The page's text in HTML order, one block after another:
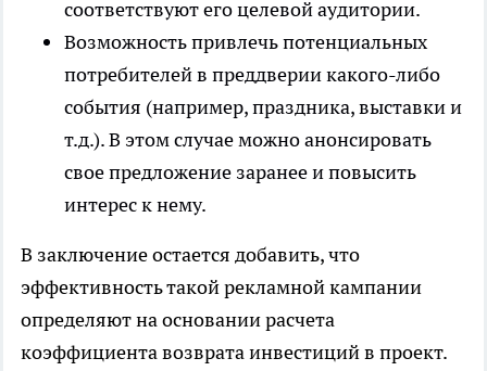
соответствуют его целевой аудитории.
Возможность привлечь потенциальных
потребителей в преддверии какого-либо
события (например, праздника, выставки и
т.д.). В этом случае можно анонсировать
свое предложение заранее и повысить
интерес к нему.
В заключение остается добавить, что
эффективность такой рекламной кампании
определяют на основании расчета
коэффициента возврата инвестиций в проект.